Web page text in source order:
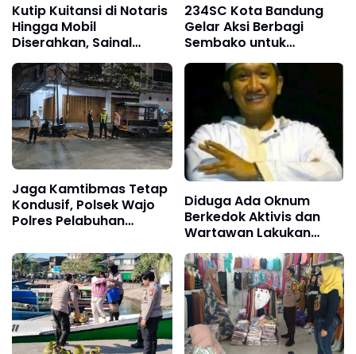
Kutip Kuitansi di Notaris
Hingga Mobil
Diserahkan, Sainal
Lonard Bongkar Alur
Transaksi Lahan Tello
Baru
234SC Kota Bandung
Gelar Aksi Berbagi
Sembako untuk
Ringankan Beban
Masyarakat
Jaga Kamtibmas Tetap
Kondusif, Polsek Wajo
Polres Pelabuhan
Patroli KRYD
Diduga Ada Oknum
Berkedok Aktivis dan
Wartawan Lakukan
Dugaan Pemerasan,
Ketua LSM Forum
Rakyat Bersatu Minta
Aparat Bertindak